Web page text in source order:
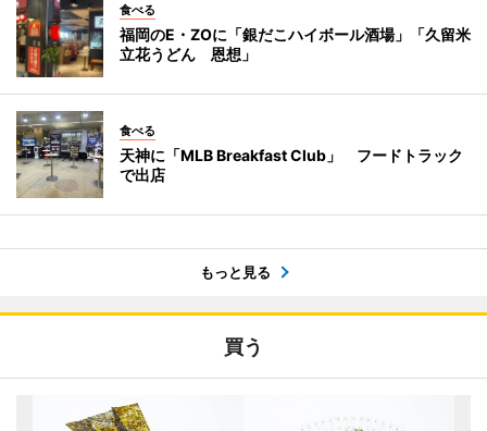
食べる
福岡のE・ZOに「銀だこハイボール酒場」「久留米
立花うどん 恩想」
食べる
天神に「MLB Breakfast Club」 フードトラック
で出店
もっと見る
買う